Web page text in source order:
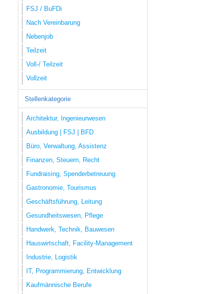
FSJ / BuFDi
Nach Vereinbarung
Nebenjob
Teilzeit
Voll-/ Teilzeit
Vollzeit
Stellenkategorie
Architektur, Ingenieurwesen
Ausbildung | FSJ | BFD
Büro, Verwaltung, Assistenz
Finanzen, Steuern, Recht
Fundraising, Spenderbetreuung
Gastronomie, Tourismus
Geschäftsführung, Leitung
Gesundheitswesen, Pflege
Handwerk, Technik, Bauwesen
Hauswirtschaft, Facility-Management
Industrie, Logistik
IT, Programmierung, Entwicklung
Kaufmännische Berufe